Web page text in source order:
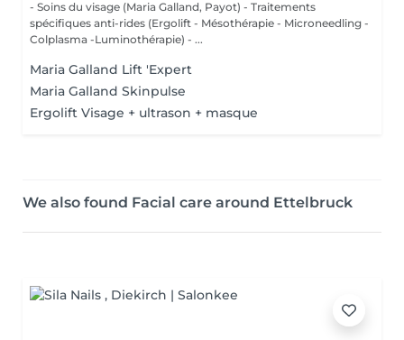
- Soins du visage (Maria Galland, Payot) - Traitements
spécifiques anti-rides (Ergolift - Mésothérapie - Microneedling -
Colplasma -Luminothérapie) - ...
Maria Galland Lift 'Expert
Maria Galland Skinpulse
Ergolift Visage + ultrason + masque
We also found Facial care around Ettelbruck